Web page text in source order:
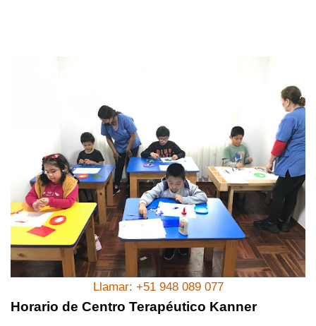
Llamar: +51 948 089 077
Horario de Centro Terapéutico Kanner